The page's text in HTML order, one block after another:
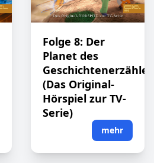
Folge 8: Der
Planet des
(Das Original-
Hörspiel zur TV-
Serie)
mehr